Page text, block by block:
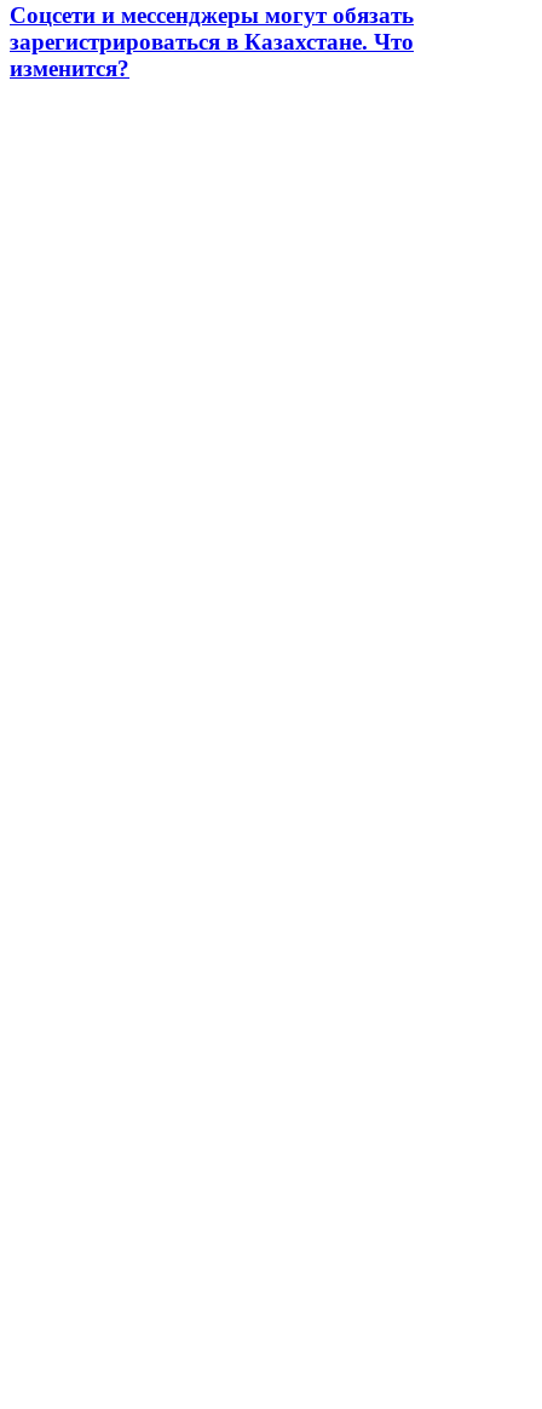
Соцсети и мессенджеры могут обязать
зарегистрироваться в Казахстане. Что
изменится?